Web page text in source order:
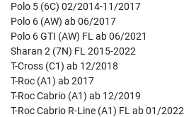
Polo 5 (6C) 02/2014-11/2017
Polo 6 (AW) ab 06/2017
Polo 6 GTI (AW) FL ab 06/2021
Sharan 2 (7N) FL 2015-2022
T-Cross (C1) ab 12/2018
T-Roc (A1) ab 2017
T-Roc Cabrio (A1) ab 12/2019
T-Roc Cabrio R-Line (A1) FL ab 01/2022